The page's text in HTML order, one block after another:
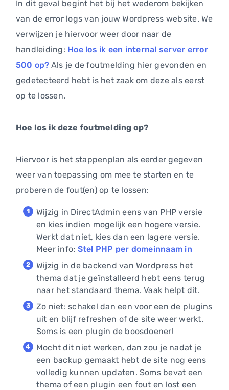
In dit geval begint het bij het wederom bekijken
van de error logs van jouw Wordpress website. We
verwijzen je hiervoor weer door naar de
handleiding: Hoe los ik een internal server error
500 op? Als je de foutmelding hier gevonden en
gedetecteerd hebt is het zaak om deze als eerst
op te lossen.
Hoe los ik deze foutmelding op?
Hiervoor is het stappenplan als eerder gegeven
weer van toepassing om mee te starten en te
proberen de fout(en) op te lossen:
Wijzig in DirectAdmin eens van PHP versie
en kies indien mogelijk een hogere versie.
Werkt dat niet, kies dan een lagere versie.
Meer info: Stel PHP per domeinnaam in
Wijzig in de backend van Wordpress het
thema dat je geïnstalleerd hebt eens terug
naar het standaard thema. Vaak helpt dit.
Zo niet: schakel dan een voor een de plugins
uit en blijf refreshen of de site weer werkt.
Soms is een plugin de boosdoener!
Mocht dit niet werken, dan zou je nadat je
een backup gemaakt hebt de site nog eens
volledig kunnen updaten. Soms bevat een
thema of een plugin een fout en lost een